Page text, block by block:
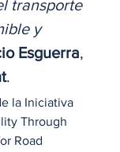
transporte
y
Esguerra,
.
la Iniciativa
Through
Road